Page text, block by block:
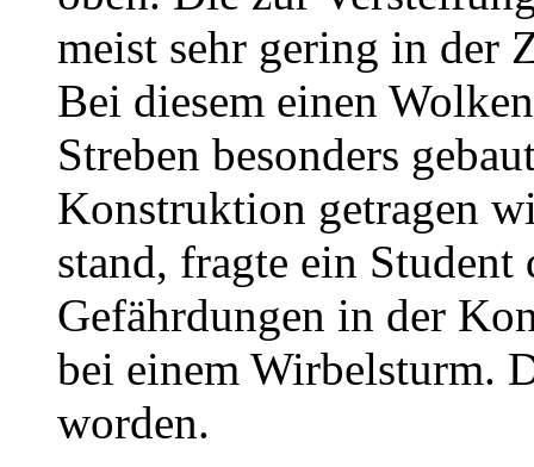
meist sehr gering in der
Bei diesem einen
Streben besonders
Konstruktion getragen
stand, fragte ein
Gefährdungen in der
bei einem Wirbelsturm.
worden.